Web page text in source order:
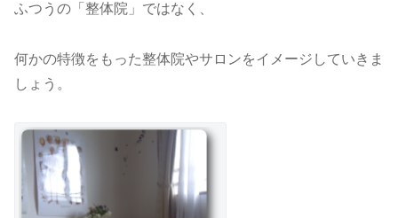
ふつうの「整体院」ではなく、
何かの特徴をもった整体院やサロンをイメージしていきま
しょう。